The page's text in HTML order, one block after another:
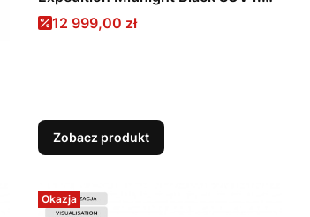
2026
Cena promocyjna
12 999,00 zł
Zobacz produkt
Okazja